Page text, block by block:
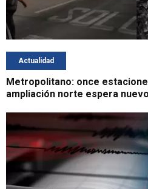
Actualidad
Metropolitano: once
ampliación norte espera